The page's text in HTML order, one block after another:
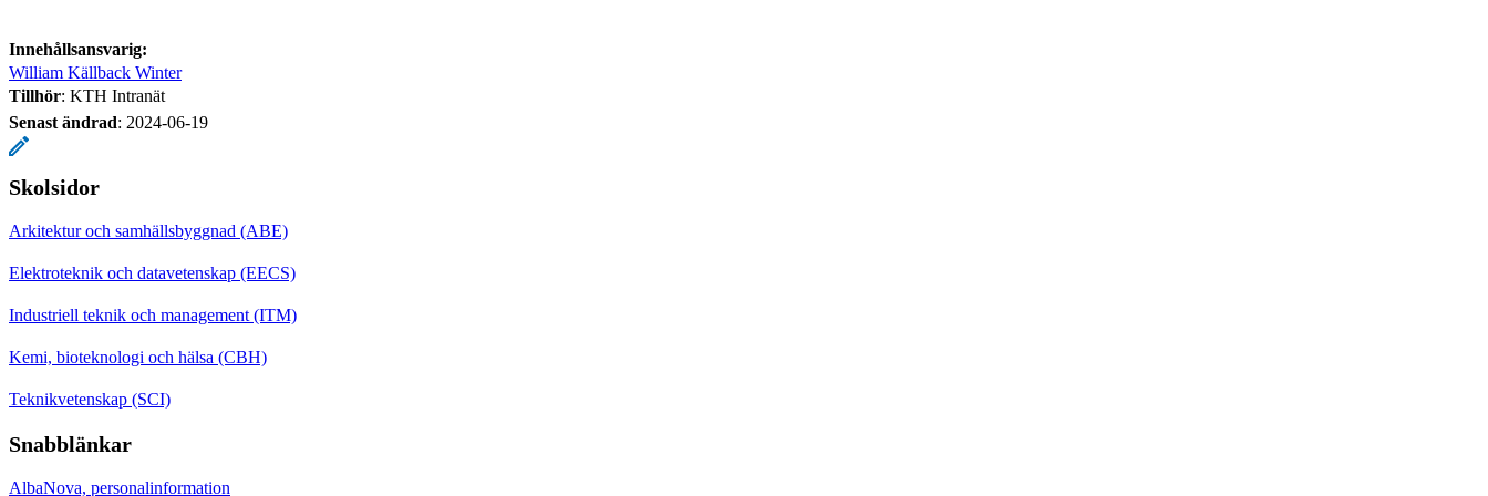
Innehållsansvarig:
William Källback Winter
Tillhör: KTH Intranät
Senast ändrad: 2024-06-19
Skolsidor
Arkitektur och samhällsbyggnad (ABE)
Elektroteknik och datavetenskap (EECS)
Industriell teknik och management (ITM)
Kemi, bioteknologi och hälsa (CBH)
Teknikvetenskap (SCI)
Snabblänkar
AlbaNova, personalinformation